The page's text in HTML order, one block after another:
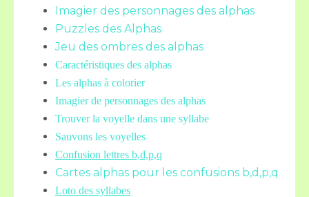
Imagier des personnages des alphas
Puzzles des Alphas
Jeu des ombres des alphas
Caractéristiques des alphas
Les alphas à colorier
Imagier de personnages des alphas
Trouver la voyelle dans une syllabe
Sauvons les voyelles
Confusion lettres b,d,p,q
Cartes alphas pour les confusions b,d,p,q
Loto des syllabes